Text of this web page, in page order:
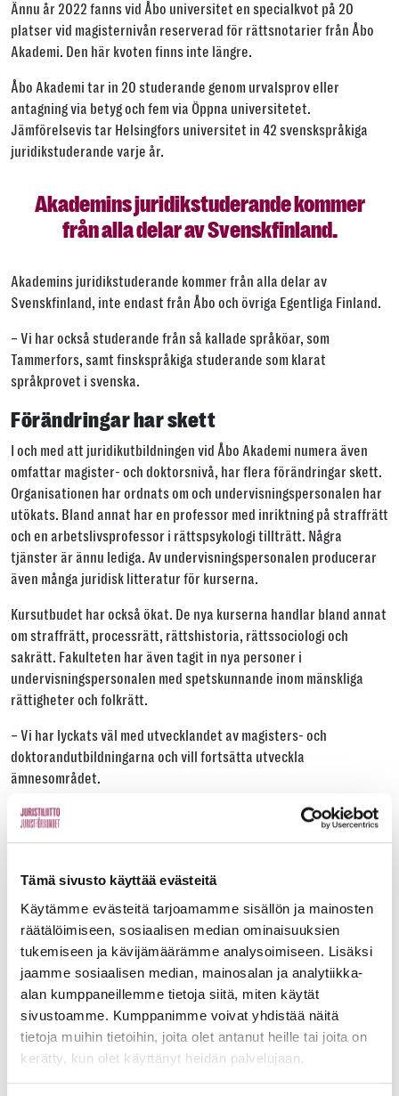
Tämä sivusto käyttää evästeitä
Käytämme evästeitä tarjoamamme sisällön ja mainosten
räätälöimiseen, sosiaalisen median ominaisuuksien
tukemiseen ja kävijämäärämme analysoimiseen. Lisäksi
jaamme sosiaalisen median, mainosalan ja analytiikka-
alan kumppaneillemme tietoja siitä, miten käytät
sivustoamme. Kumppanimme voivat yhdistää näitä
tietoja muihin tietoihin, joita olet antanut heille tai joita on
kerätty, kun olet käyttänyt heidän palvelujaan.
Ännu år 2022 fanns vid Åbo universitet en specialkvot på 20
platser vid magisternivån reserverad för rättsnotarier från Åbo
Akademi. Den här kvoten finns inte längre.
Åbo Akademi tar in 20 studerande genom urvalsprov eller
antagning via betyg och fem via Öppna universitetet.
Jämförelsevis tar Helsingfors universitet in 42 svenskspråkiga
juridikstuderande varje år.
Akademins juridikstuderande kommer
från alla delar av Svenskfinland.
Akademins juridikstuderande kommer från alla delar av
Svenskfinland, inte endast från Åbo och övriga Egentliga Finland.
– Vi har också studerande från så kallade språköar, som
Tammerfors, samt finskspråkiga studerande som klarat
språkprovet i svenska.
Förändringar har skett
I och med att juridikutbildningen vid Åbo Akademi numera även
omfattar magister- och doktorsnivå, har flera förändringar skett.
Organisationen har ordnats om och undervisningspersonalen har
utökats. Bland annat har en professor med inriktning på straffrätt
och en arbetslivsprofessor i rättspsykologi tillträtt. Några
tjänster är ännu lediga. Av undervisningspersonalen producerar
även många juridisk litteratur för kurserna.
Kursutbudet har också ökat. De nya kurserna handlar bland annat
om straffrätt, processrätt, rättshistoria, rättssociologi och
sakrätt. Fakulteten har även tagit in nya personer i
undervisningspersonalen med spetskunnande inom mänskliga
rättigheter och folkrätt.
– Vi har lyckats väl med utvecklandet av magisters- och
doktorandutbildningarna och vill fortsätta utveckla
ämnesområdet.
Universitetets juridikutbildning ska i framtiden även erbjuda
Vi har lyckats väl med utvecklandet av
magisters- och
doktorandutbildningarna och vill
fortsätta utveckla ämnesområdet.
Också utrymmena för den fysiska undervisningen i juridik har bytt
adress. Tidigare hade ämnespersonalen huset Domvillan till sitt
förfogande.